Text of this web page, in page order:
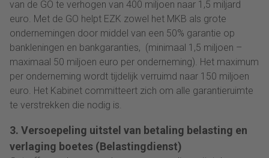
van de GO te verhogen van 400 miljoen naar 1,5 miljard
euro. Met de GO helpt EZK zowel het MKB als grote
ondernemingen door middel van een 50% garantie op
bankleningen en bankgaranties, (minimaal 1,5 miljoen –
maximaal 50 miljoen euro per onderneming). Het maximum
per onderneming wordt tijdelijk verruimd naar 150 miljoen
euro. Het Kabinet committeert zich om alle garantieruimte
te verstrekken die nodig is.
3. Versoepeling uitstel van betaling belasting en
verlaging boetes (Belastingdienst)